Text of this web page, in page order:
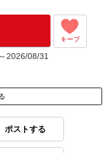
キープ
2026/08/31
ポストする